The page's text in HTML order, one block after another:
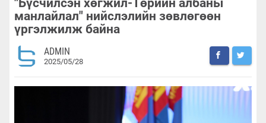
"Бүсчилсэн хөгжил-Төрийн албаны
манлайлал" нийслэлийн зөвлөгөөн
үргэлжилж байна
ADMIN
2025/05/28